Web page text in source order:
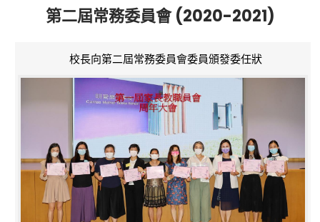
第二屆常務委員會 (2020-2021)
校長向第二屆常務委員會委員頒發委任狀